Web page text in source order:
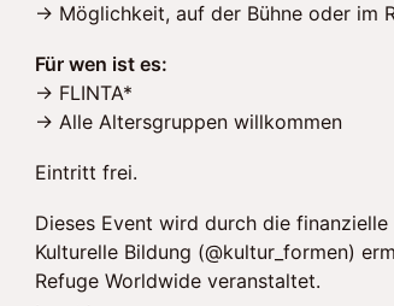
→ Möglichkeit, auf der Bühne oder im
Für wen ist es:
→ FLINTA*
→ Alle Altersgruppen willkommen
Eintritt frei.
Dieses Event wird durch die
Kulturelle Bildung (@kultur_formen)
Refuge Worldwide veranstaltet.